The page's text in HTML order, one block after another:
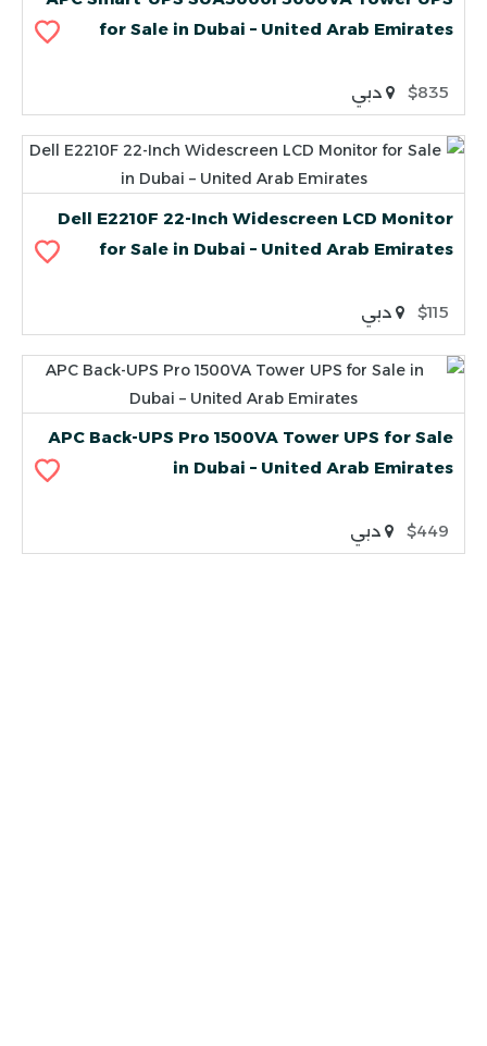
for Sale in Dubai – United Arab Emirates
$835 دبي
Dell E2210F 22-Inch Widescreen LCD Monitor
for Sale in Dubai – United Arab Emirates
$115 دبي
APC Back-UPS Pro 1500VA Tower UPS for Sale
in Dubai – United Arab Emirates
$449 دبي